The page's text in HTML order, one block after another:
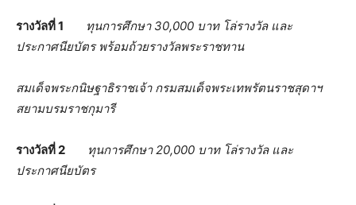
รางวัลที่ 1 ทุนการศึกษา 30,000 บาท โล่รางวัล และ
ประกาศนียบัตร พร้อมถ้วยรางวัลพระราชทาน
สมเด็จพระกนิษฐาธิราชเจ้า กรมสมเด็จพระเทพรัตนราชสุดาฯ
สยามบรมราชกุมารี
รางวัลที่ 2 ทุนการศึกษา 20,000 บาท โล่รางวัล และ
ประกาศนียบัตร